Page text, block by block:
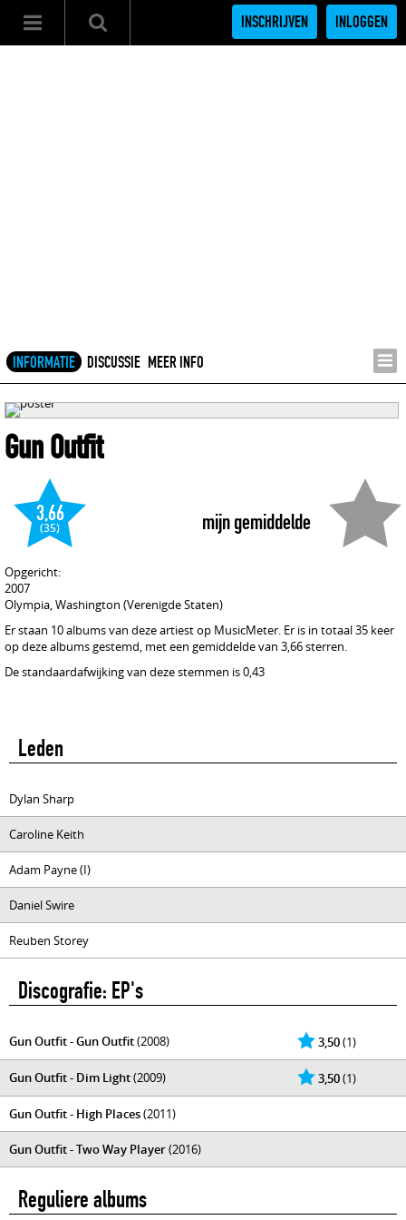
INSCHRIJVEN INLOGGEN
INFORMATIE DISCUSSIE MEER INFO
Gun Outfit
mijn gemiddelde
3,66
(35)
Opgericht:
2007
Olympia, Washington (Verenigde Staten)
Er staan 10 albums van deze artiest op MusicMeter. Er is in totaal 35 keer
op deze albums gestemd, met een gemiddelde van 3,66 sterren.
De standaardafwijking van deze stemmen is 0,43
Leden
Dylan Sharp
Caroline Keith
Adam Payne (I)
Daniel Swire
Reuben Storey
Discografie: EP's
3,50(1)
Gun Outfit - Gun Outfit(2008)
3,50(1)
Gun Outfit - Dim Light(2009)
Gun Outfit - High Places(2011)
Gun Outfit - Two Way Player(2016)
Reguliere albums